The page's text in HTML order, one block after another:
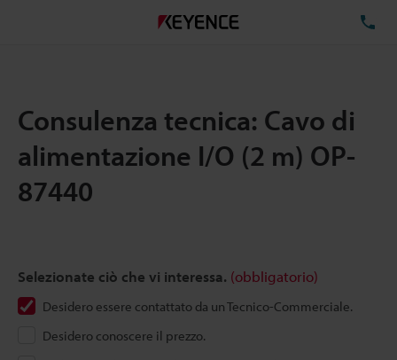
Consulenza tecnica: Cavo di
alimentazione I/O (2 m) OP-
87440
Selezionate ciò che vi interessa. (obbligatorio)
Desidero essere contattato da un Tecnico-Commerciale.
Desidero conoscere il prezzo.